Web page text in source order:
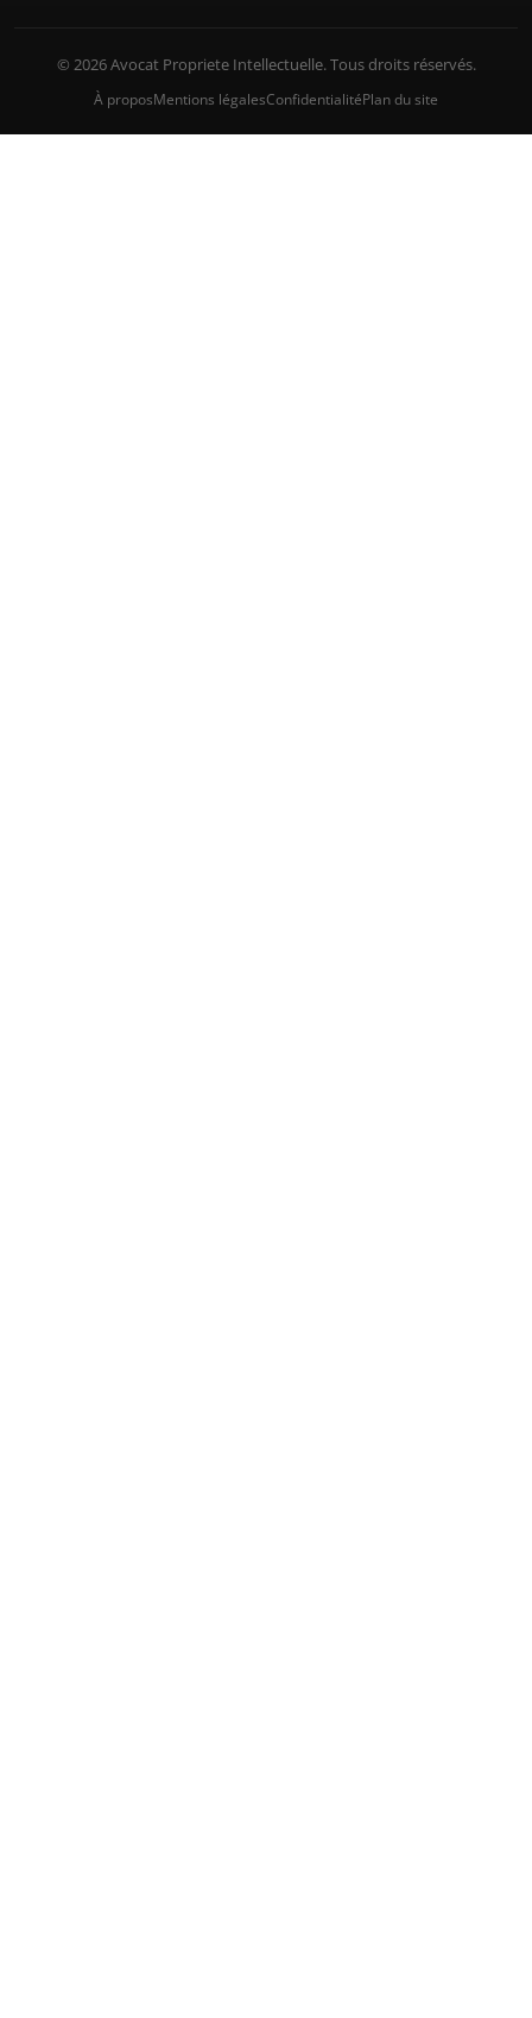
© 2026 Avocat Propriete Intellectuelle. Tous droits réservés.
À proposMentions légalesConfidentialitéPlan du site